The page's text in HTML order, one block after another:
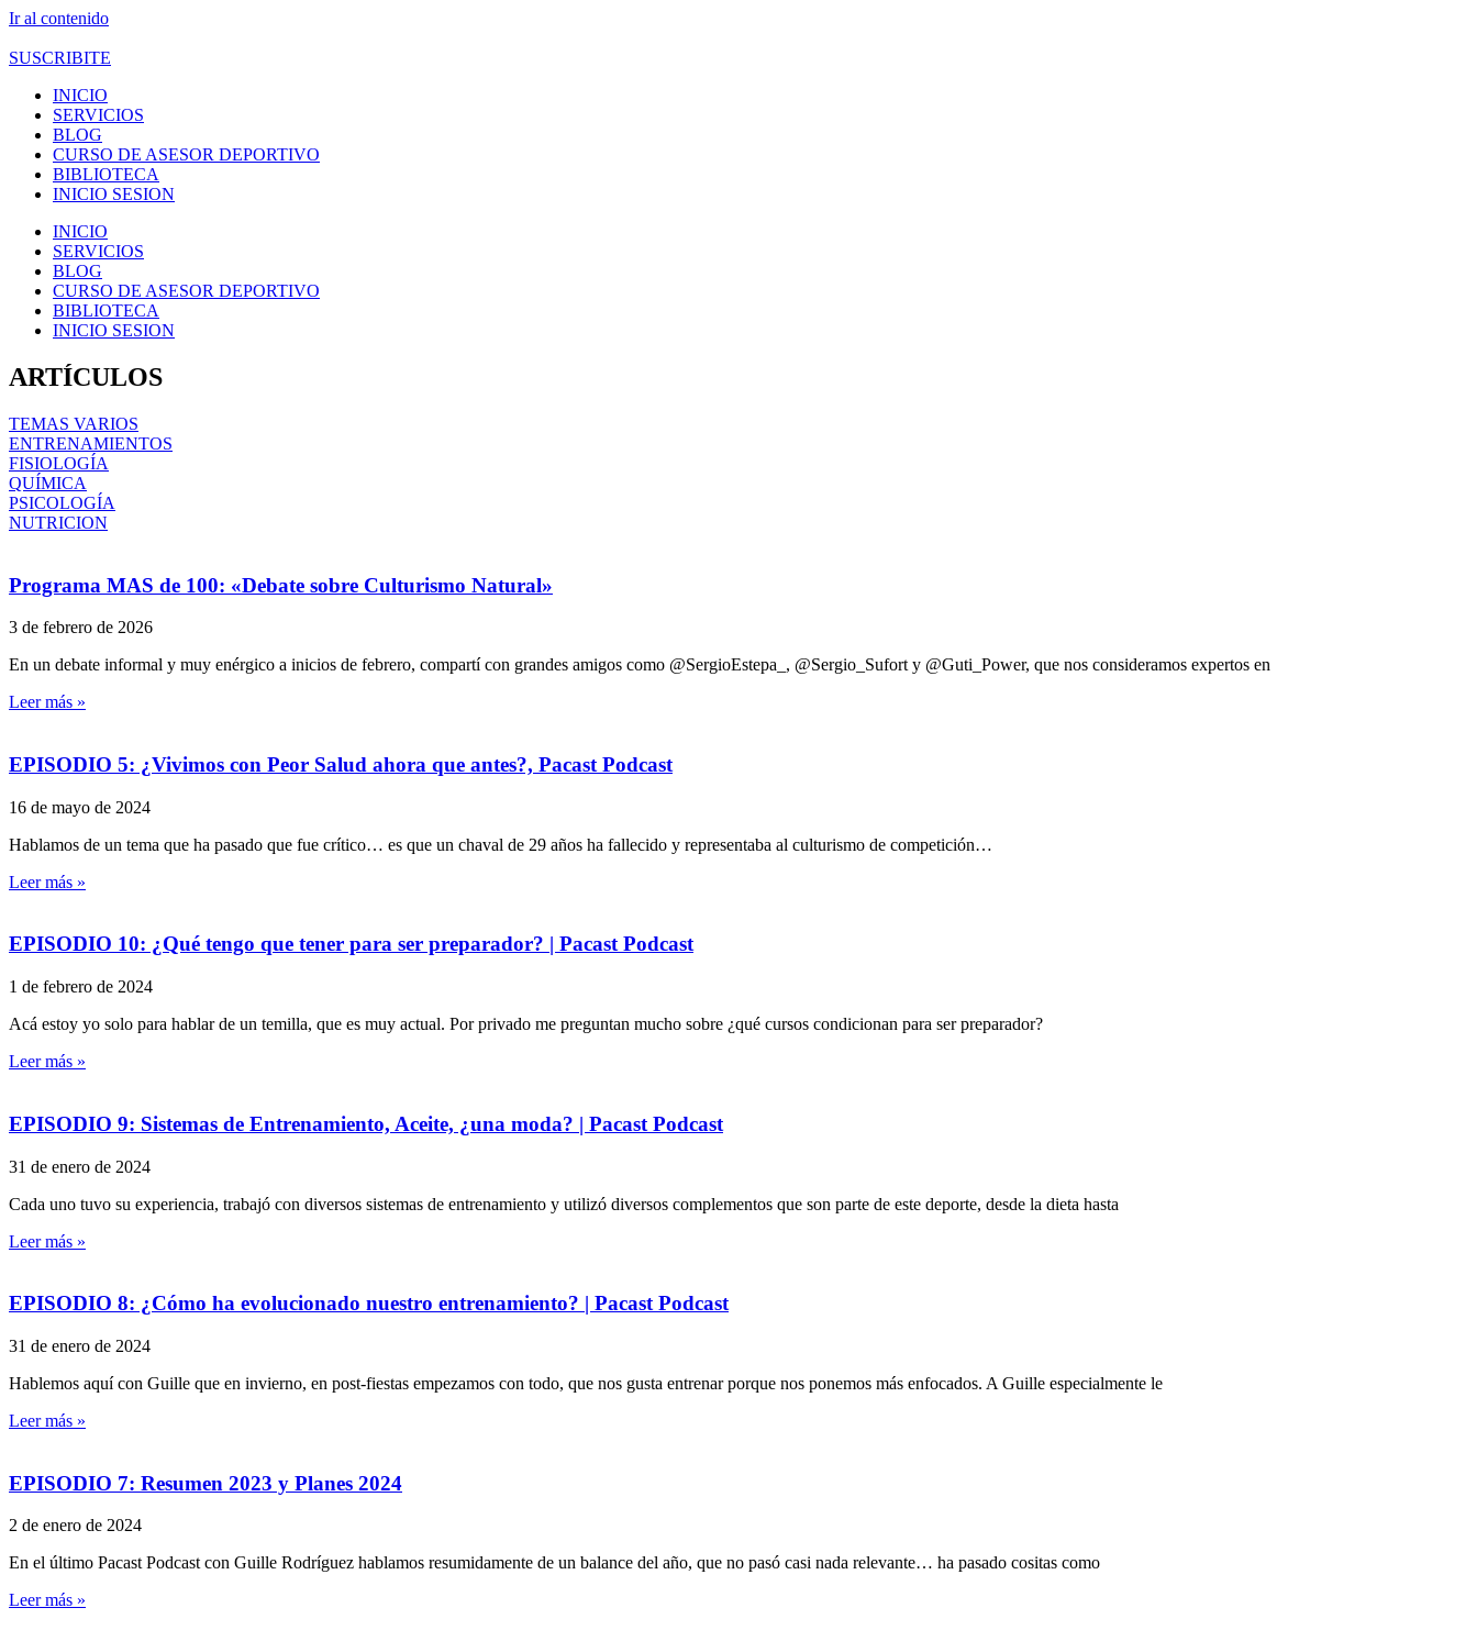
Ir al contenido
SUSCRIBITE
INICIO
SERVICIOS
BLOG
CURSO DE ASESOR DEPORTIVO
BIBLIOTECA
INICIO SESION
INICIO
SERVICIOS
BLOG
CURSO DE ASESOR DEPORTIVO
BIBLIOTECA
INICIO SESION
ARTÍCULOS
TEMAS VARIOS
ENTRENAMIENTOS
FISIOLOGÍA
QUÍMICA
PSICOLOGÍA
NUTRICION
Programa MAS de 100: «Debate sobre Culturismo Natural»
3 de febrero de 2026
En un debate informal y muy enérgico a inicios de febrero, compartí con grandes amigos como @SergioEstepa_, @Sergio_Sufort y @Guti_Power, que nos consideramos expertos en
Leer más »
EPISODIO 5: ¿Vivimos con Peor Salud ahora que antes?, Pacast Podcast
16 de mayo de 2024
Hablamos de un tema que ha pasado que fue crítico… es que un chaval de 29 años ha fallecido y representaba al culturismo de competición…
Leer más »
EPISODIO 10: ¿Qué tengo que tener para ser preparador? | Pacast Podcast
1 de febrero de 2024
Acá estoy yo solo para hablar de un temilla, que es muy actual. Por privado me preguntan mucho sobre ¿qué cursos condicionan para ser preparador?
Leer más »
EPISODIO 9: Sistemas de Entrenamiento, Aceite, ¿una moda? | Pacast Podcast
31 de enero de 2024
Cada uno tuvo su experiencia, trabajó con diversos sistemas de entrenamiento y utilizó diversos complementos que son parte de este deporte, desde la dieta hasta
Leer más »
EPISODIO 8: ¿Cómo ha evolucionado nuestro entrenamiento? | Pacast Podcast
31 de enero de 2024
Hablemos aquí con Guille que en invierno, en post-fiestas empezamos con todo, que nos gusta entrenar porque nos ponemos más enfocados. A Guille especialmente le
Leer más »
EPISODIO 7: Resumen 2023 y Planes 2024
2 de enero de 2024
En el último Pacast Podcast con Guille Rodríguez hablamos resumidamente de un balance del año, que no pasó casi nada relevante… ha pasado cositas como
Leer más »